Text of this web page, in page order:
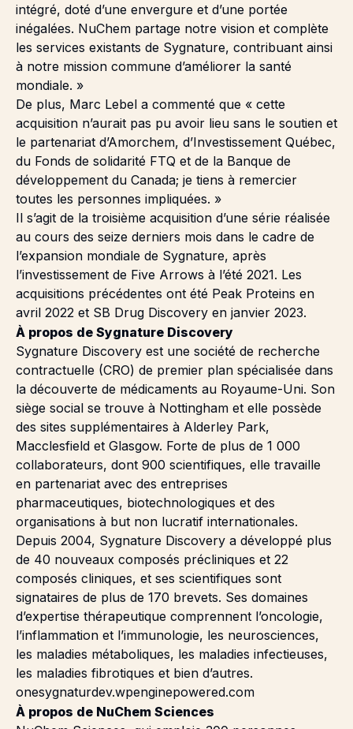
intégré, doté d’une envergure et d’une portée
inégalées. NuChem partage notre vision et complète
les services existants de Sygnature, contribuant ainsi
à notre mission commune d’améliorer la santé
mondiale. »
De plus, Marc Lebel a commenté que « cette
acquisition n’aurait pas pu avoir lieu sans le soutien et
le partenariat d’Amorchem, d’Investissement Québec,
du Fonds de solidarité FTQ et de la Banque de
développement du Canada; je tiens à remercier
toutes les personnes impliquées. »
Il s’agit de la troisième acquisition d’une série réalisée
au cours des seize derniers mois dans le cadre de
l’expansion mondiale de Sygnature, après
l’investissement de Five Arrows à l’été 2021. Les
acquisitions précédentes ont été Peak Proteins en
avril 2022 et SB Drug Discovery en janvier 2023.
À propos de Sygnature Discovery
Sygnature Discovery est une société de recherche
contractuelle (CRO) de premier plan spécialisée dans
la découverte de médicaments au Royaume-Uni. Son
siège social se trouve à Nottingham et elle possède
des sites supplémentaires à Alderley Park,
Macclesfield et Glasgow. Forte de plus de 1 000
collaborateurs, dont 900 scientifiques, elle travaille
en partenariat avec des entreprises
pharmaceutiques, biotechnologiques et des
organisations à but non lucratif internationales.
Depuis 2004, Sygnature Discovery a développé plus
de 40 nouveaux composés précliniques et 22
composés cliniques, et ses scientifiques sont
signataires de plus de 170 brevets. Ses domaines
d’expertise thérapeutique comprennent l’oncologie,
l’inflammation et l’immunologie, les neurosciences,
les maladies métaboliques, les maladies infectieuses,
les maladies fibrotiques et bien d’autres.
onesygnaturdev.wpenginepowered.com
À propos de NuChem Sciences